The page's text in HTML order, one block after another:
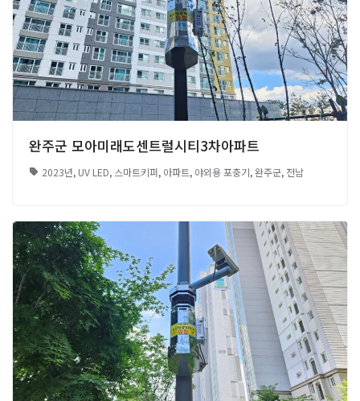
완주군 모아미래도센트럴시티3차아파트
2023년, UV LED, 스마트키퍼, 아파트, 야외용 포충기,완주군, 전남